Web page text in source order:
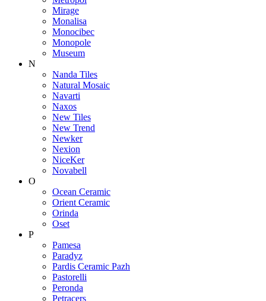
Mirage
Monalisa
Monocibec
Monopole
Museum
N
Nanda Tiles
Natural Mosaic
Navarti
Naxos
New Tiles
New Trend
Newker
Nexion
NiceKer
Novabell
O
Ocean Ceramic
Orient Ceramic
Orinda
Oset
P
Pamesa
Paradyz
Pardis Ceramic Pazh
Pastorelli
Peronda
Petracers